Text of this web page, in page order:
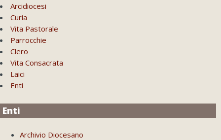
Arcidiocesi
Curia
Vita Pastorale
Parrocchie
Clero
Vita Consacrata
Laici
Enti
Enti
Archivio Diocesano